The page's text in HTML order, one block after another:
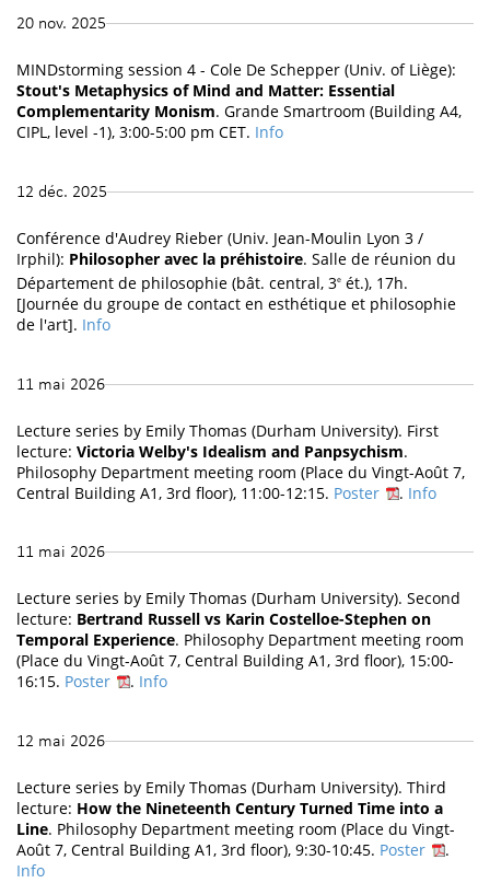
20 nov. 2025
MINDstorming session 4 - Cole De Schepper (Univ. of Liège):
Stout's Metaphysics of Mind and Matter: Essential
Complementarity Monism. Grande Smartroom (Building A4,
CIPL, level -1), 3:00-5:00 pm CET. Info
12 déc. 2025
Conférence d'Audrey Rieber (Univ. Jean-Moulin Lyon 3 /
Irphil): Philosopher avec la préhistoire. Salle de réunion du
Département de philosophie (bât. central, 3e ét.), 17h.
[Journée du groupe de contact en esthétique et philosophie
de l'art]. Info
11 mai 2026
Lecture series by Emily Thomas (Durham University). First
lecture: Victoria Welby's Idealism and Panpsychism.
Philosophy Department meeting room (Place du Vingt-Août 7,
Central Building A1, 3rd floor), 11:00-12:15. Poster . Info
11 mai 2026
Lecture series by Emily Thomas (Durham University). Second
lecture: Bertrand Russell vs Karin Costelloe-Stephen on
Temporal Experience. Philosophy Department meeting room
(Place du Vingt-Août 7, Central Building A1, 3rd floor), 15:00-
16:15. Poster . Info
12 mai 2026
Lecture series by Emily Thomas (Durham University). Third
lecture: How the Nineteenth Century Turned Time into a
Line. Philosophy Department meeting room (Place du Vingt-
Août 7, Central Building A1, 3rd floor), 9:30-10:45. Poster
.
Info